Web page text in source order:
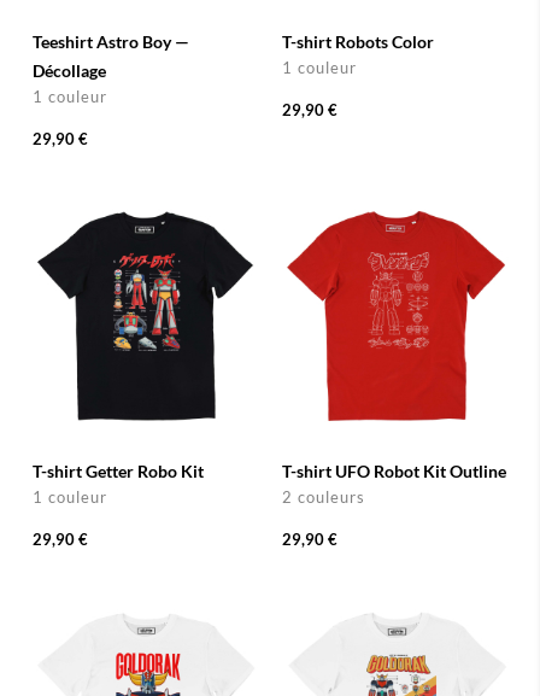
Teeshirt Astro Boy —
Décollage
1 couleur
29,90 €
T-shirt Robots Color
1 couleur
29,90 €
T-shirt Getter Robo Kit
1 couleur
29,90 €
T-shirt UFO Robot Kit Outline
2 couleurs
29,90 €